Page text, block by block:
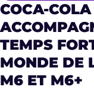
COCA-
TEMPS
MONDE DE
M6 ET M6+